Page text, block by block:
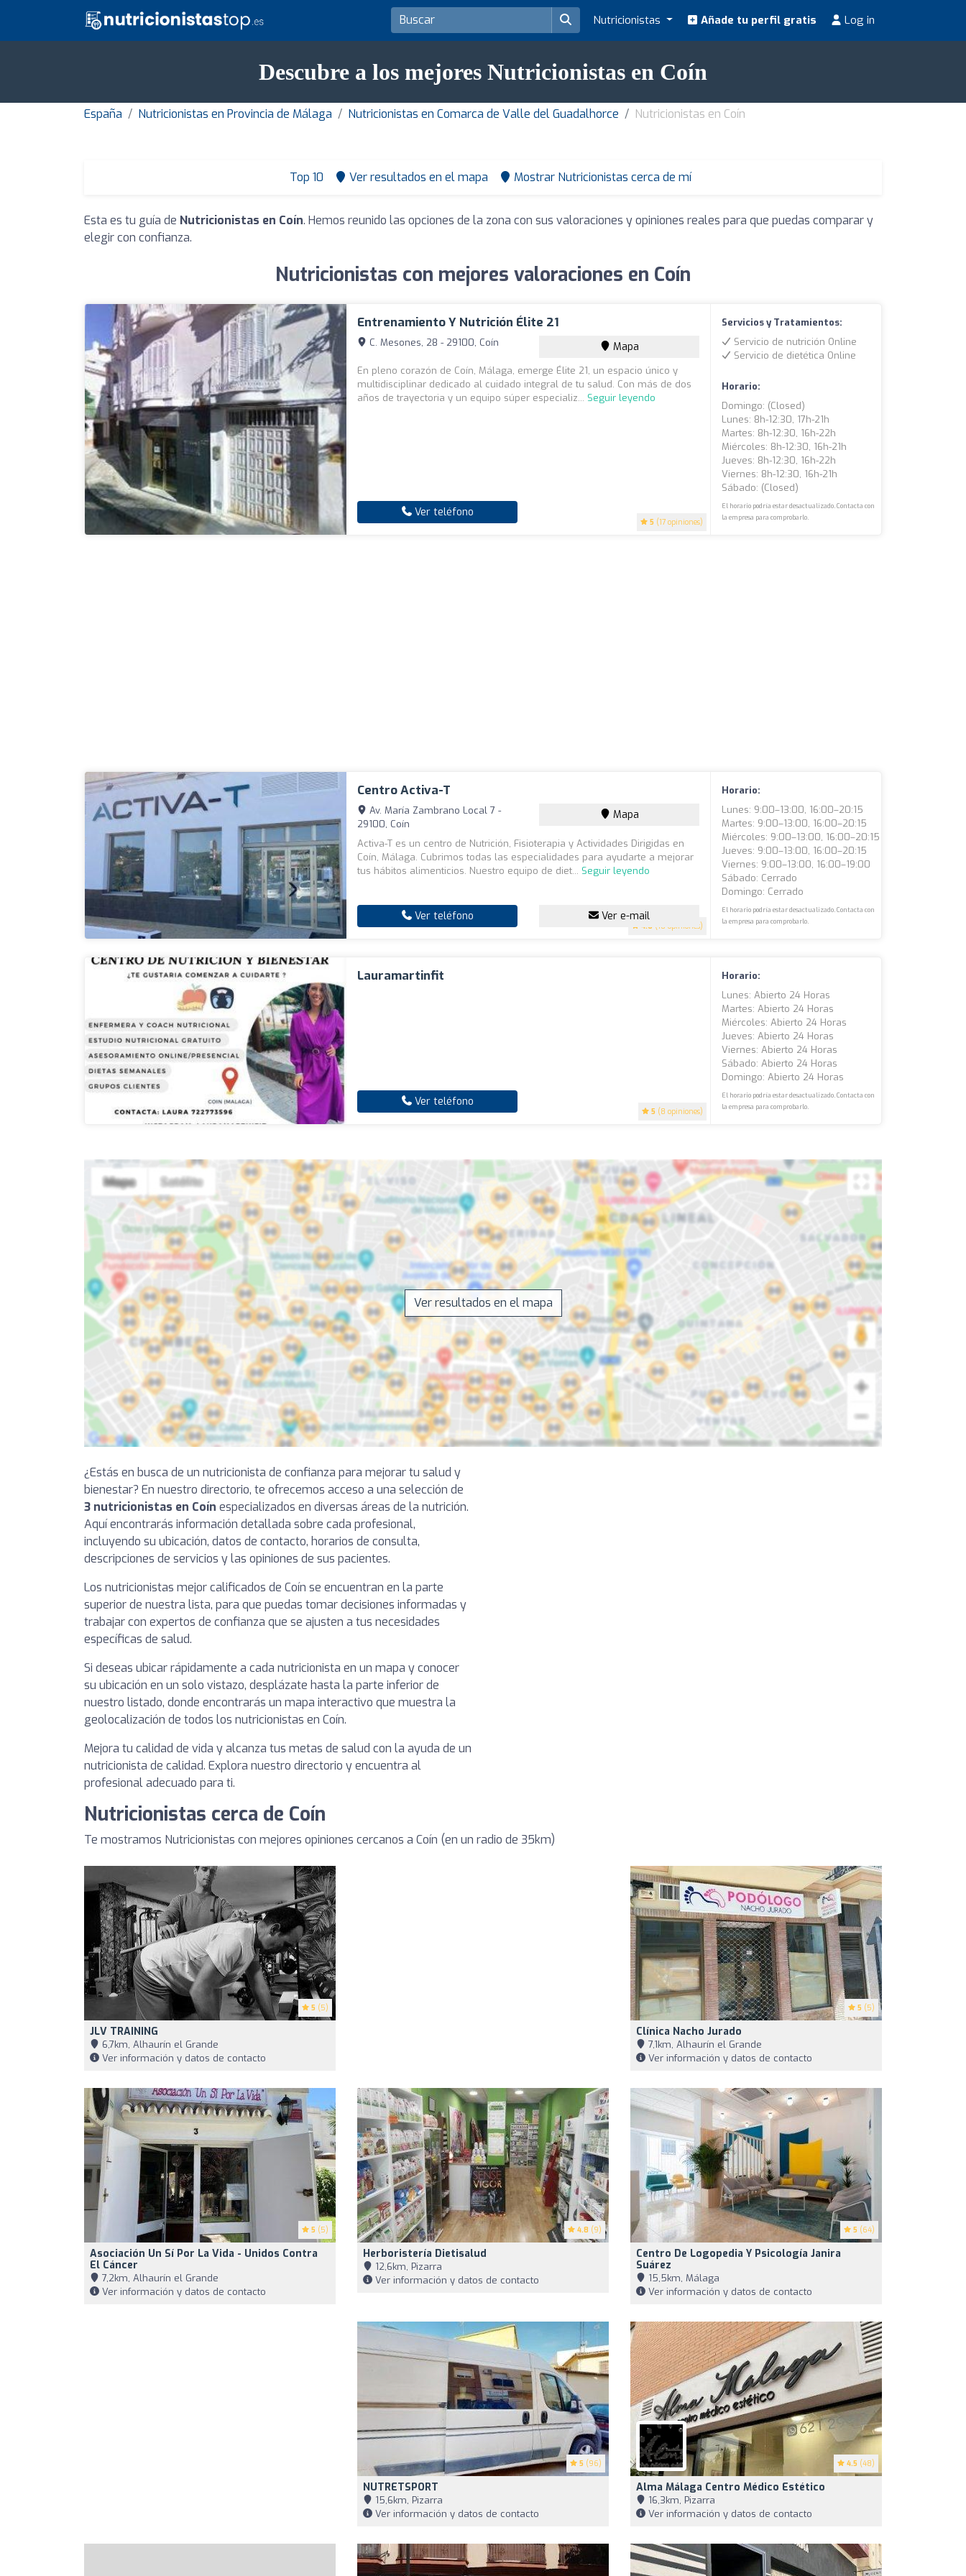
Nutricionistas Añade tu perfil gratis Log in
Descubre a los mejores Nutricionistas en Coín
España Nutricionistas en Provincia de Málaga Nutricionistas en Comarca de Valle del Guadalhorce Nutricionistas en Coín
Top 10 Ver resultados en el mapa Mostrar Nutricionistas cerca de mí
Esta es tu guía de Nutricionistas en Coín. Hemos reunido las opciones de la zona con sus valoraciones y opiniones reales para que puedas comparar y
elegir con confianza.
Nutricionistas con mejores valoraciones en Coín
Entrenamiento Y Nutrición Élite 21
5 (17 opiniones)
C. Mesones, 28 - 29100, Coín Mapa
En pleno corazón de Coín, Málaga, emerge Élite 21, un espacio único y
multidisciplinar dedicado al cuidado integral de tu salud. Con más de dos
años de trayectoria y un equipo súper especializ... Seguir leyendo
Ver teléfono
Servicios y Tratamientos:
Servicio de nutrición Online
Servicio de dietética Online
Horario:
Domingo: (closed)
Lunes: 8h-12:30, 17h-21h
Martes: 8h-12:30, 16h-22h
Miércoles: 8h-12:30, 16h-21h
Jueves: 8h-12:30, 16h-22h
Viernes: 8h-12:30, 16h-21h
Sábado: (closed)
El horario podría estar desactualizado. Contacta con
la empresa para comprobarlo.
Centro Activa-T
4.6 (10 opiniones)
Av. María Zambrano Local 7 -
29100, Coín
Mapa
Activa-T es un centro de Nutrición, Fisioterapia y Actividades Dirigidas en
Coín, Málaga. Cubrimos todas las especialidades para ayudarte a mejorar
tus hábitos alimenticios. Nuestro equipo de diet... Seguir leyendo
Ver teléfono Ver e-mail
Horario:
Lunes: 9:00–13:00, 16:00–20:15
Martes: 9:00–13:00, 16:00–20:15
Miércoles: 9:00–13:00, 16:00–20:15
Jueves: 9:00–13:00, 16:00–20:15
Viernes: 9:00–13:00, 16:00–19:00
Sábado: Cerrado
Domingo: Cerrado
El horario podría estar desactualizado. Contacta con
la empresa para comprobarlo.
Lauramartinfit
5 (8 opiniones)
Ver teléfono
Horario:
Lunes: Abierto 24 Horas
Martes: Abierto 24 Horas
Miércoles: Abierto 24 Horas
Jueves: Abierto 24 Horas
Viernes: Abierto 24 Horas
Sábado: Abierto 24 Horas
Domingo: Abierto 24 Horas
El horario podría estar desactualizado. Contacta con
la empresa para comprobarlo.
Ver resultados en el mapa
¿Estás en busca de un nutricionista de confianza para mejorar tu salud y
bienestar? En nuestro directorio, te ofrecemos acceso a una selección de
3 nutricionistas en Coín especializados en diversas áreas de la nutrición.
Aquí encontrarás información detallada sobre cada profesional,
incluyendo su ubicación, datos de contacto, horarios de consulta,
descripciones de servicios y las opiniones de sus pacientes.
Los nutricionistas mejor calificados de Coín se encuentran en la parte
superior de nuestra lista, para que puedas tomar decisiones informadas y
trabajar con expertos de confianza que se ajusten a tus necesidades
específicas de salud.
Si deseas ubicar rápidamente a cada nutricionista en un mapa y conocer
su ubicación en un solo vistazo, desplázate hasta la parte inferior de
nuestro listado, donde encontrarás un mapa interactivo que muestra la
geolocalización de todos los nutricionistas en Coín.
Mejora tu calidad de vida y alcanza tus metas de salud con la ayuda de un
nutricionista de calidad. Explora nuestro directorio y encuentra al
profesional adecuado para ti.
Nutricionistas cerca de Coín
Te mostramos Nutricionistas con mejores opiniones cercanos a Coín (en un radio de 35km)
5 (5)
JLV TRAINING
6,7km, Alhaurín el Grande
Ver información y datos de contacto
5 (5)
Clínica Nacho Jurado
7,1km, Alhaurín el Grande
Ver información y datos de contacto
5 (5)
Asociación Un Sí Por La Vida - Unidos Contra
El Cáncer
7,2km, Alhaurín el Grande
Ver información y datos de contacto
4.8 (9)
Herboristería Dietisalud
12,6km, Pizarra
Ver información y datos de contacto
5 (64)
Centro De Logopedia Y Psicología Janira
Suárez
15,5km, Málaga
Ver información y datos de contacto
5 (96)
NUTRETSPORT
15,6km, Pizarra
Ver información y datos de contacto
4.5 (48)
Alma Málaga Centro Médico Estético
16,3km, Pizarra
Ver información y datos de contacto